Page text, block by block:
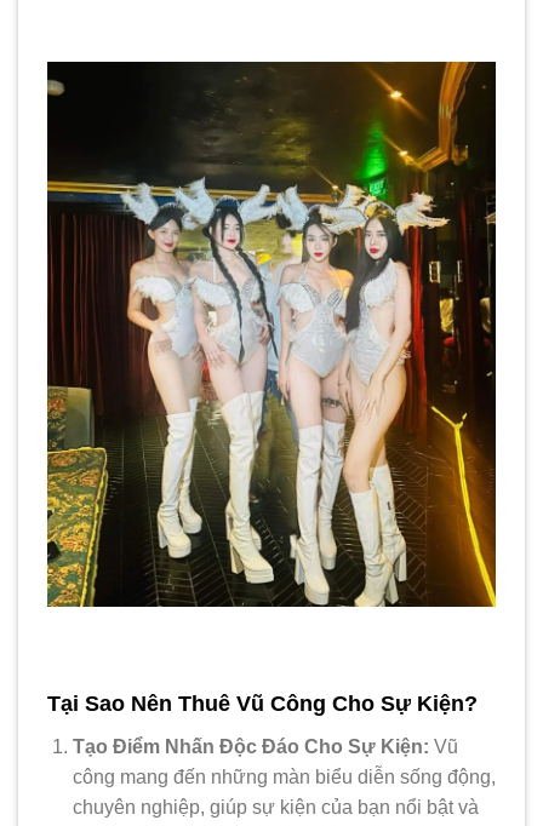
Tại Sao Nên Thuê Vũ Công Cho Sự Kiện?
Tạo Điểm Nhấn Độc Đáo Cho Sự Kiện: Vũ
công mang đến những màn biểu diễn sống động,
chuyên nghiệp, giúp sự kiện của bạn nổi bật và